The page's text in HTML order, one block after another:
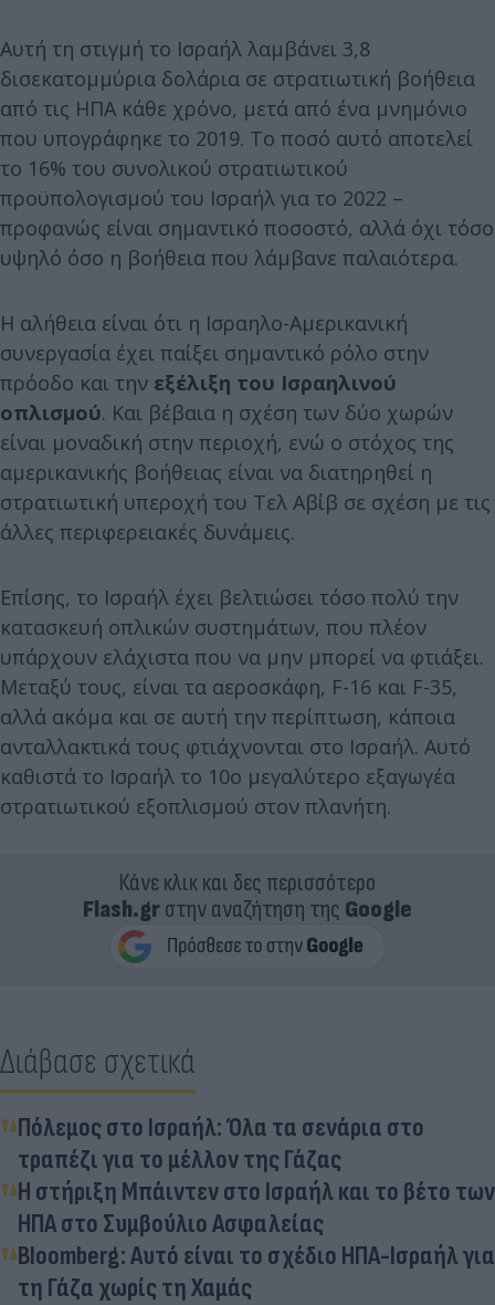
Αυτή τη στιγμή το Ισραήλ λαμβάνει 3,8
δισεκατομμύρια δολάρια σε στρατιωτική βοήθεια
από τις ΗΠΑ κάθε χρόνο, μετά από ένα μνημόνιο
που υπογράφηκε το 2019. Το ποσό αυτό αποτελεί
το 16% του συνολικού στρατιωτικού
προϋπολογισμού του Ισραήλ για το 2022 –
προφανώς είναι σημαντικό ποσοστό, αλλά όχι τόσο
υψηλό όσο η βοήθεια που λάμβανε παλαιότερα.
Η αλήθεια είναι ότι η Ισραηλο-Αμερικανική
συνεργασία έχει παίξει σημαντικό ρόλο στην
πρόοδο και την εξέλιξη του Ισραηλινού
οπλισμού. Και βέβαια η σχέση των δύο χωρών
είναι μοναδική στην περιοχή, ενώ ο στόχος της
αμερικανικής βοήθειας είναι να διατηρηθεί η
στρατιωτική υπεροχή του Τελ Αβίβ σε σχέση με τις
άλλες περιφερειακές δυνάμεις.
Επίσης, το Ισραήλ έχει βελτιώσει τόσο πολύ την
κατασκευή οπλικών συστημάτων, που πλέον
υπάρχουν ελάχιστα που να μην μπορεί να φτιάξει.
Μεταξύ τους, είναι τα αεροσκάφη, F-16 και F-35,
αλλά ακόμα και σε αυτή την περίπτωση, κάποια
ανταλλακτικά τους φτιάχνονται στο Ισραήλ. Αυτό
καθιστά το Ισραήλ το 10ο μεγαλύτερο εξαγωγέα
στρατιωτικού εξοπλισμού στον πλανήτη.
Κάνε κλικ και δες περισσότερο
Flash.grστην αναζήτηση της Google
Διάβασε σχετικά
Πόλεμος στο Ισραήλ: Όλα τα σενάρια στο
τραπέζι για το μέλλον της Γάζας
Η στήριξη Μπάιντεν στο Ισραήλ και το βέτο των
ΗΠΑ στο Συμβούλιο Ασφαλείας
Bloomberg: Αυτό είναι το σχέδιο ΗΠΑ-Ισραήλ για
τη Γάζα χωρίς τη Χαμάς